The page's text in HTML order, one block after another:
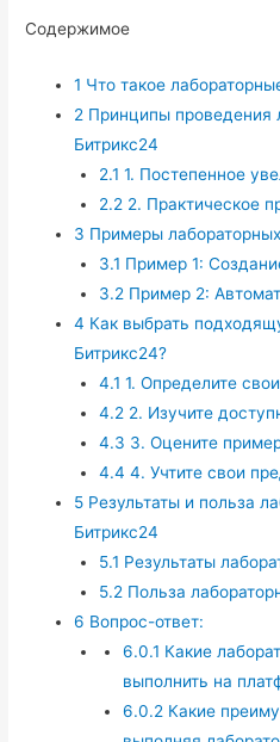
Содержимое
1 Что такое
2 Принципы проведения
Битрикс24
2.1 1. Постепенное
2.2 2. Практическое
3 Примеры
3.1 Пример 1:
3.2 Пример 2:
4 Как выбрать
Битрикс24?
4.1 1. Определите
4.2 2. Изучите
4.3 3. Оцените
4.4 4. Учтите свои
5 Результаты и польза
Битрикс24
5.1 Результаты
5.2 Польза
6 Вопрос-ответ:
6.0.1 Какие
выполнить на
6.0.2 Какие